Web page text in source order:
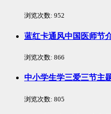
浏览次数: 952
蓝红卡通风中国医师节
浏览次数: 866
中小学生学三爱三节主
浏览次数: 805